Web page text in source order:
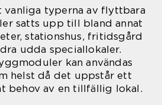
vanliga typerna av flyttbara
satts upp till bland annat
stationshus, fritidsgård
udda speciallokaler.
kan användas
helst då det uppstår ett
behov av en tillfällig lokal.